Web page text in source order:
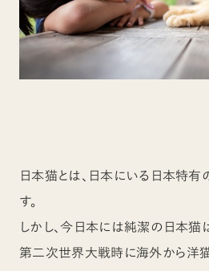
日本猫とは、日本にいる日本特有
す。
しかし、今日本には純潔の日本猫
第二次世界大戦時に海外から洋